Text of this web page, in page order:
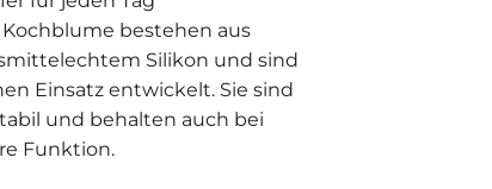
bestehen aus
Silikon und sind
Einsatz entwickelt. Sie sind
und behalten auch bei
Funktion.